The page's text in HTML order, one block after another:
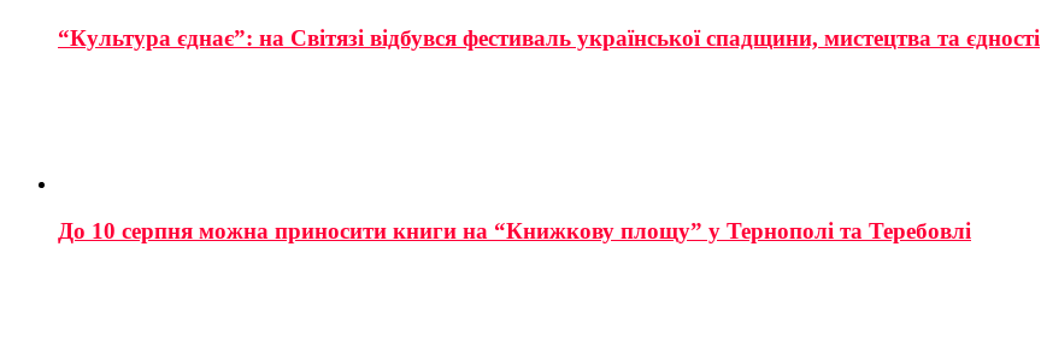
“Культура єднає”: на Світязі відбувся фестиваль української спадщини, мистецтва та єдності
До 10 серпня можна приносити книги на “Книжкову площу” у Тернополі та Теребовлі